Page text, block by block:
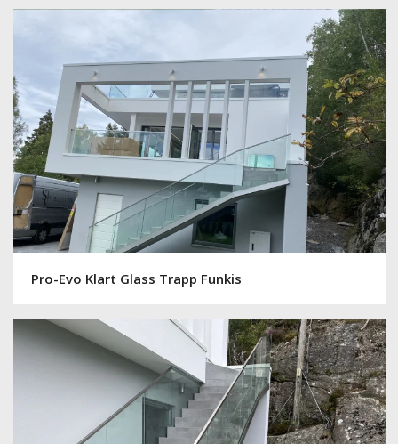
Pro-Evo Klart Glass Trapp Funkis